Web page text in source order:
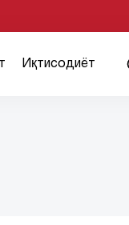
Иқтисодиёт